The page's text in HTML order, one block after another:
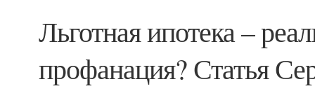
Льготная ипотека –
профанация? Статья